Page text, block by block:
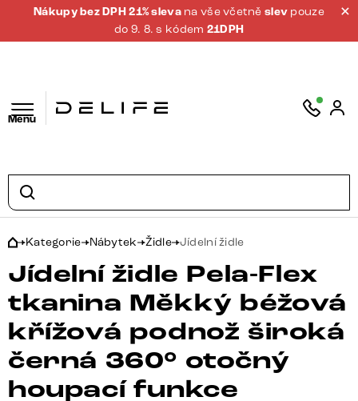
Nákupy bez DPH 21% sleva na vše včetněslev pouze
do 9. 8. s kódem 21DPH
Menu
Kategorie Nábytek Židle Jídelní židle
Jídelní židle Pela-Flex
tkanina Měkký béžová
křížová podnož široká
černá 360° otočný
houpací funkce